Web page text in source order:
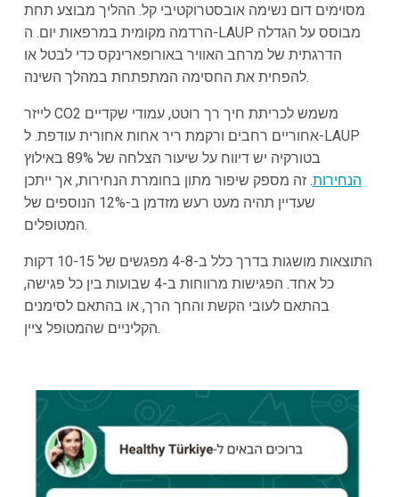
מסוימים דום נשימה אובסטרוקטיבי קל. ההליך מבוצע תחת
הרדמה מקומית במרפאות יום. ה-LAUP מבוסס על הגדלה
הדרגתית של מרחב האוויר באורופארינקס כדי לבטל או
להפחית את החסימה המתפתחת במהלך השינה.
לייזר CO2 משמש לכריתת חיך רך רוטט, עמודי שקדיים
אחוריים רחבים ורקמת ריר אחות אחורית עודפת. ל-LAUP
בטורקיה יש דיווח על שיעור הצלחה של 89% באילוץ
הנחירות. זה מספק שיפור מתון בחומרת הנחירות, אך ייתכן
שעדיין תהיה מעט רעש מזדמן ב-12% הנוספים של
המטופלים.
התוצאות מושגות בדרך כלל ב-4-8 מפגשים של 10-15 דקות
כל אחד. הפגישות מרווחות ב-4 שבועות בין כל פגישה,
בהתאם לעובי הקשת והחך הרך, או בהתאם לסימנים
הקליניים שהמטופל ציין.